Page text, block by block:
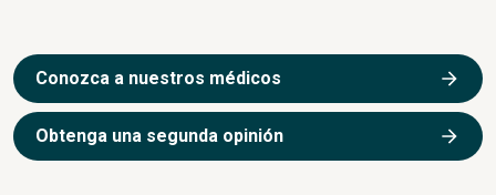
Conozca a nuestros médicos
Obtenga una segunda opinión